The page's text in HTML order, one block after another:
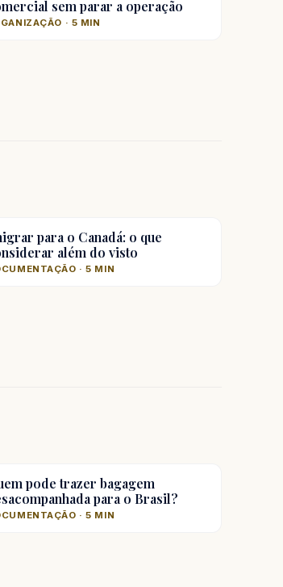
sem parar a operação
· 5 MIN
para o Canadá: o que
além do visto
· 5 MIN
pode trazer bagagem
para o Brasil?
· 5 MIN